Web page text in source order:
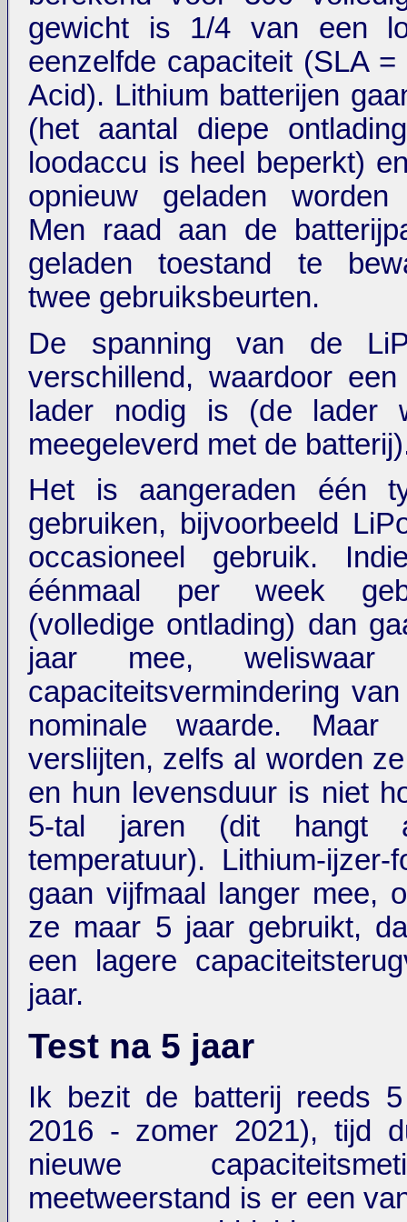
gewicht is 1/4 van een
eenzelfde capaciteit (SLA
Acid). Lithium batterijen
(het aantal diepe
loodaccu is heel beperkt)
opnieuw geladen
Men raad aan de
geladen toestand te
twee gebruiksbeurten.
De spanning van de
verschillend, waardoor
lader nodig is (de lader
meegeleverd met de
Het is aangeraden één
gebruiken, bijvoorbeeld
occasioneel gebruik.
éénmaal per week
(volledige ontlading) dan
jaar mee,
capaciteitsvermindering
nominale waarde. Maar
verslijten, zelfs al worden
en hun levensduur is niet
5-tal jaren (dit hangt
temperatuur). Lithium-ijzer-
gaan vijfmaal langer mee,
ze maar 5 jaar gebruikt,
een lagere
jaar.
Test na 5 jaar
Ik bezit de batterij reeds
2016 - zomer 2021), tijd
nieuwe
meetweerstand is er een